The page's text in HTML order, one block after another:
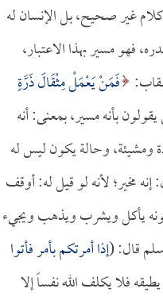
كلام غير صحيح، بل الإنسان له
فهو مسير بهذا الاعتبار،
فَمَنْ يَعْمَلْ مِثْقَالَ ذَرَّةٍ
يقولون بأنه مسير، بمعنى: أنه
ومشيئة، وحالة يكون ليس له
مخير؛ لأنه لو قيل له: أوقف
يأكل ويشرب ويذهب ويجيء
قال: (إذا أمرتكم بأمر فأتوا
فلا يكلف الله نفساً إلا